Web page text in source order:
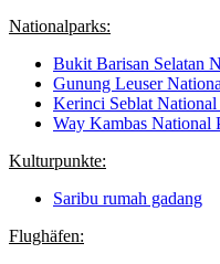
Nationalparks:
Bukit Barisan Selatan
Gunung Leuser
Kerinci Seblat National
Way Kambas National
Kulturpunkte:
Saribu rumah gadang
Flughäfen: